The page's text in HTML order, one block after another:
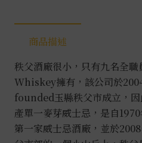
和
忌
0.7L
數
量
商品描述
秩父酒廠很小，只有九名全
Whiskey擁有，該公司於
founded玉縣秩父市成立，因
產單一麥芽威士忌，是自
第一家威士忌酒廠，並於